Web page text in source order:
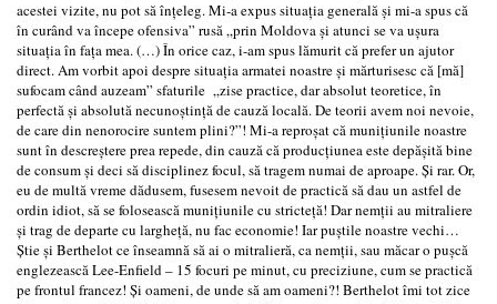
acestei vizite, nu pot să înţeleg. Mi-a expus situaţia generală şi mi-a spus că
în curând va începe ofensiva” rusă „prin Moldova şi atunci se va uşura
situaţia în faţa mea. (…) În orice caz, i-am spus lămurit că prefer un ajutor
direct. Am vorbit apoi despre situaţia armatei noastre şi mărturisesc că [mă]
sufocam când auzeam” sfaturile „zise practice, dar absolut teoretice, în
perfectă şi absolută necunoştinţă de cauză locală. De teorii avem noi nevoie,
de care din nenorocire suntem plini?”! Mi-a reproşat că muniţiunile noastre
sunt în descreştere prea repede, din cauză că producţiunea este depăşită bine
de consum şi deci să disciplinez focul, să tragem numai de aproape. Şi rar. Or,
eu de multă vreme dădusem, fusesem nevoit de practică să dau un astfel de
ordin idiot, să se folosească muniţiunile cu stricteţă! Dar nemţii au mitraliere
şi trag de departe cu largheţă, nu fac economie! Iar puştile noastre vechi…
Ştie şi Berthelot ce înseamnă să ai o mitralieră, ca nemţii, sau măcar o puşcă
englezească Lee-Enfield – 15 focuri pe minut, cu preciziune, cum se practică
pe frontul francez! Şi oameni, de unde să am oameni?! Berthelot îmi tot zice